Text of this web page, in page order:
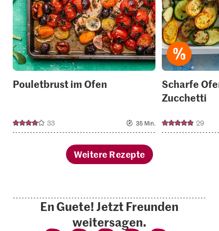
Pouletbrust im Ofen
33 35 Min.
Scharfe
Zucchetti
29
Weitere Rezepte
En Guete! Jetzt Freunden
weitersagen.